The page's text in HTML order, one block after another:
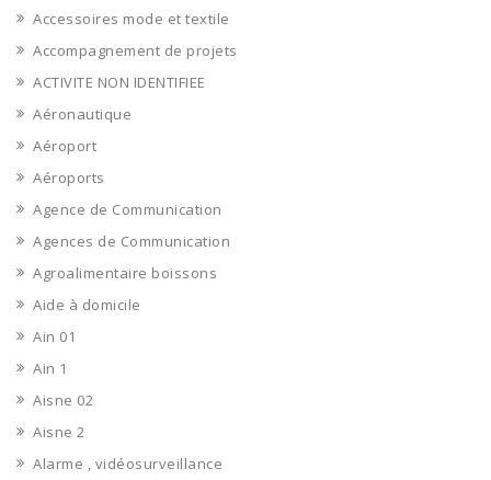
Accessoires mode et textile
Accompagnement de projets
ACTIVITE NON IDENTIFIEE
Aéronautique
Aéroport
Aéroports
Agence de Communication
Agences de Communication
Agroalimentaire boissons
Aide à domicile
Ain 01
Ain 1
Aisne 02
Aisne 2
Alarme , vidéosurveillance